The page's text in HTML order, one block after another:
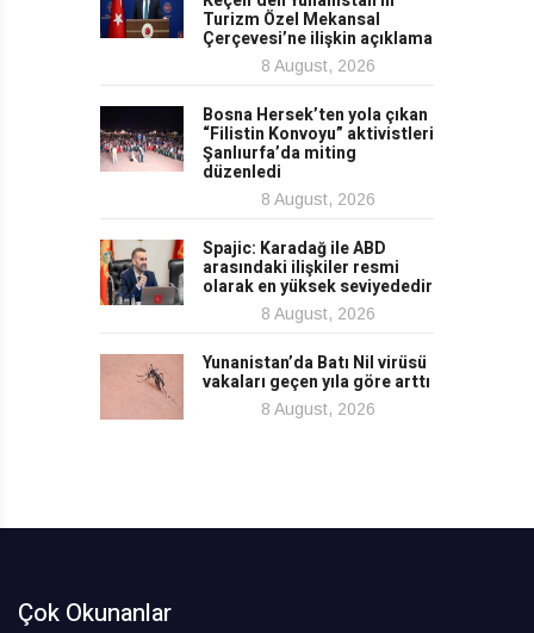
Turizm Özel Mekansal
Çerçevesi’ne ilişkin açıklama
8 August, 2026
Bosna Hersek’ten yola çıkan
“Filistin Konvoyu” aktivistleri
Şanlıurfa’da miting
düzenledi
8 August, 2026
Spajic: Karadağ ile ABD
arasındaki ilişkiler resmi
olarak en yüksek seviyededir
8 August, 2026
Yunanistan’da Batı Nil virüsü
vakaları geçen yıla göre arttı
8 August, 2026
Çok Okunanlar